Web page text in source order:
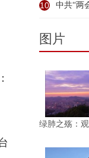
10 中共“两
图片
绿肺之殇：